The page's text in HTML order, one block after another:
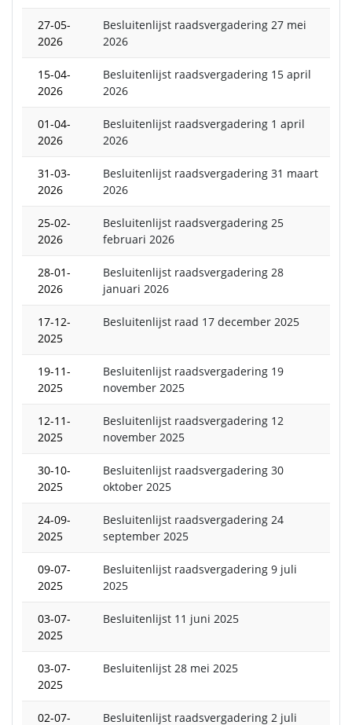
27-05-
2026
Besluitenlijst raadsvergadering 27 mei
2026
15-04-
2026
Besluitenlijst raadsvergadering 15 april
2026
01-04-
2026
Besluitenlijst raadsvergadering 1 april
2026
31-03-
2026
Besluitenlijst raadsvergadering 31 maart
2026
25-02-
2026
Besluitenlijst raadsvergadering 25
februari 2026
28-01-
2026
Besluitenlijst raadsvergadering 28
januari 2026
17-12-
2025
Besluitenlijst raad 17 december 2025
19-11-
2025
Besluitenlijst raadsvergadering 19
november 2025
12-11-
2025
Besluitenlijst raadsvergadering 12
november 2025
30-10-
2025
Besluitenlijst raadsvergadering 30
oktober 2025
24-09-
2025
Besluitenlijst raadsvergadering 24
september 2025
09-07-
2025
Besluitenlijst raadsvergadering 9 juli
2025
03-07-
2025
Besluitenlijst 11 juni 2025
03-07-
2025
Besluitenlijst 28 mei 2025
02-07- Besluitenlijst raadsvergadering 2 juli